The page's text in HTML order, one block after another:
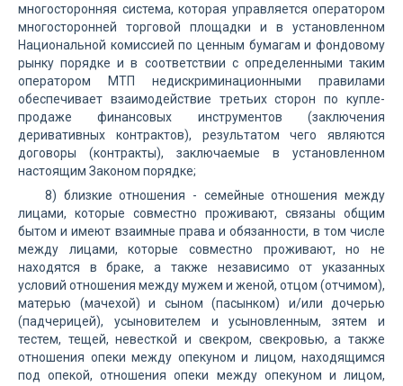
многосторонняя система, которая управляется оператором
многосторонней торговой площадки и в установленном
Национальной комиссией по ценным бумагам и фондовому
рынку порядке и в соответствии с определенными таким
оператором МТП недискриминационными правилами
обеспечивает взаимодействие третьих сторон по купле-
продаже финансовых инструментов (заключения
деривативных контрактов), результатом чего являются
договоры (контракты), заключаемые в установленном
настоящим Законом порядке;
8) близкие отношения - семейные отношения между
лицами, которые совместно проживают, связаны общим
бытом и имеют взаимные права и обязанности, в том числе
между лицами, которые совместно проживают, но не
находятся в браке, а также независимо от указанных
условий отношения между мужем и женой, отцом (отчимом),
матерью (мачехой) и сыном (пасынком) и/или дочерью
(падчерицей), усыновителем и усыновленным, зятем и
тестем, тещей, невесткой и свекром, свекровью, а также
отношения опеки между опекуном и лицом, находящимся
под опекой, отношения опеки между опекуном и лицом,